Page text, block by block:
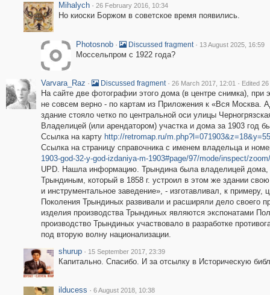
Mihalych · 26 February 2016, 10:34
Но киоски Боржом в советское время появились.
Photosnob · Discussed fragment · 13 August 2025, 16:59
Моссельпром с 1922 года?
Varvara_Raz · Discussed fragment · 26 March 2017, 12:01 · Edited
На сайте две фотографии этого дома (в центре снимка), при
не совсем верно - по картам из Приложения к «Вся Москва.
здание стояло четко по центральной оси улицы
Владелицей (или арендатором) участка и дома за 1903 год
Ссылка на карту http://retromap.ru/
Ссылка на страницу справочника с именем владельца и
1903-god-32-y-god-izdaniya-m-1903#page/97/mode/inspect/
UPD. Нашла информацию. Трындина была владелицей
Трындиным, который в 1858 г. устроил в этом же здании
и инструментальное заведение», - изготавливал, к примеру,
Поколения Трындиных развивали и расширяли дело своего
изделия производства Трындиных являются экспонатами
производство Трындиных участвовало в разработке
под вторую волну национализации.
shurup · 15 September 2017, 23:39
Капитально. Спасибо. И за отсылку в Историческую
ilducess · 6 August 2018, 10:38